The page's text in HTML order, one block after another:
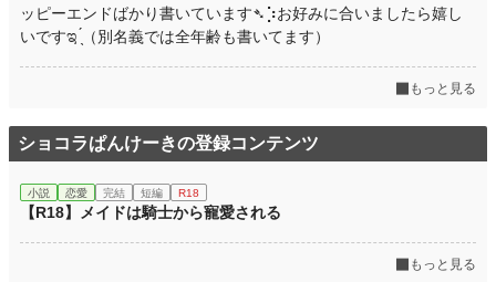
ッピーエンドばかり書いています➴⡱お好みに合いましたら嬉し
いですಇ ̖́（別名義では全年齢も書いてます）
もっと見る
ショコラぱんけーきの登録コンテンツ
小説 恋愛 完結 短編 R18
【R18】メイドは騎士から寵愛される
もっと見る